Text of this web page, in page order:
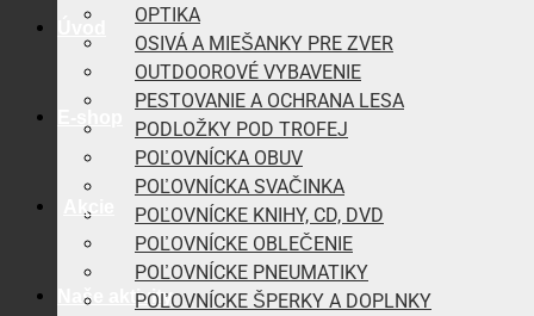
Akcie
Naše aktivity
OPTIKA
OSIVÁ A MIEŠANKY PRE ZVER
OUTDOOROVÉ VYBAVENIE
PESTOVANIE A OCHRANA LESA
PODLOŽKY POD TROFEJ
POĽOVNÍCKA OBUV
POĽOVNÍCKA SVAČINKA
POĽOVNÍCKE KNIHY, CD, DVD
POĽOVNÍCKE OBLEČENIE
POĽOVNÍCKE PNEUMATIKY
POĽOVNÍCKE ŠPERKY A DOPLNKY